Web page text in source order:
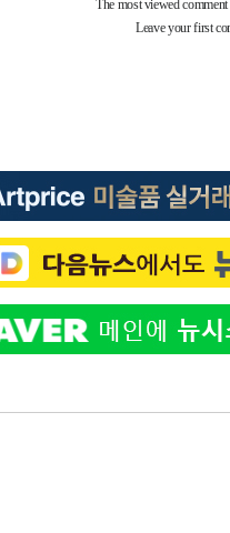
내린 6478.75 개장
자와 소통하기가 매우 어려워" 취
행 항로 합의" 이란 외무부 대변인